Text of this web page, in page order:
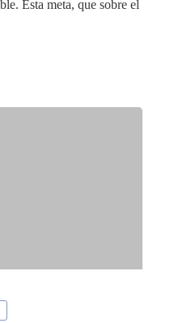
Esta meta, que sobre el